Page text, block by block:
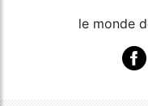
le monde